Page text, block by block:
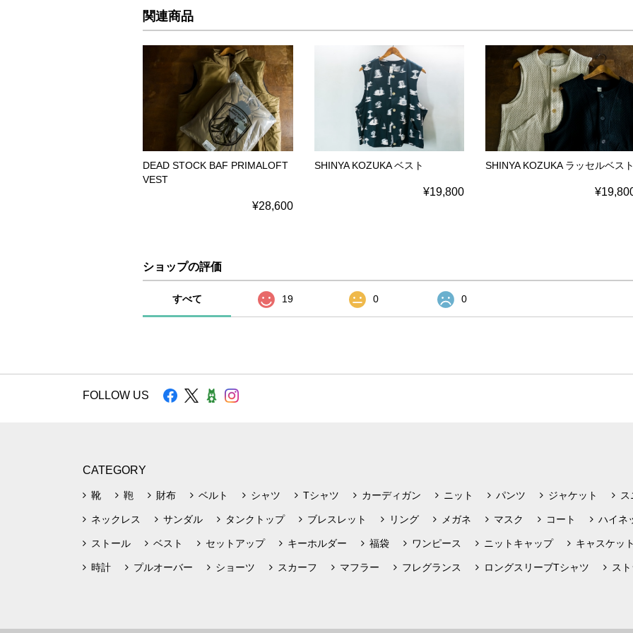
関連商品
DEAD STOCK BAF PRIMALOFT
VEST
¥28,600
SHINYA KOZUKA ベスト
¥19,800
SHINYA KOZUKA ラッセルベス
ショップの評価
すべて 19 0 0
FOLLOW US
CATEGORY
靴 鞄 財布 ベルト シャツ Tシャツ カーディガン ニット パンツ ジャケット
ネックレス サンダル タンクトップ ブレスレット リング メガネ マスク コート ハイネ
ストール ベスト セットアップ キーホルダー 福袋 ワンピース ニットキャップ キャスケッ
時計 プルオーバー ショーツ スカーフ マフラー フレグランス ロングスリーブTシャツ ス